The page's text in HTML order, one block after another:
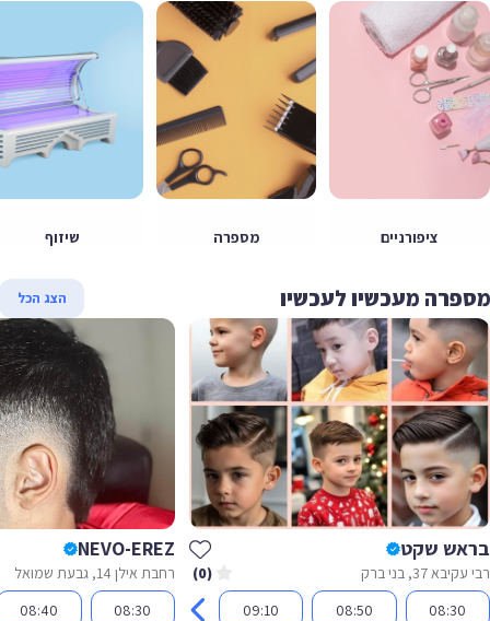
ציפורניים מספרה שיזוף
מעכשיו לעכשיו הצג הכל
שקט
37, בני ברק
08:30
08:50
09:10
NEVO-EREZ
רחבת אילן 14, גבעת שמואל
08:30
08:40